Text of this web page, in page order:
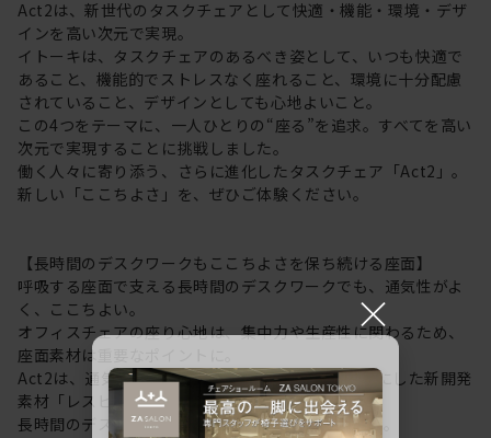
Act2は、新世代のタスクチェアとして快適・機能・環境・デザ
インを高い次元で実現。
イトーキは、タスクチェアのあるべき姿として、いつも快適で
あること、機能的でストレスなく座れること、環境に十分配慮
されていること、デザインとしても心地よいこと。
この4つをテーマに、一人ひとりの“座る”を追求。すべてを高い
次元で実現することに挑戦しました。
働く人々に寄り添う、さらに進化したタスクチェア「Act2」。
新しい「ここちよさ」を、ぜひご体験ください。
【長時間のデスクワークもここちよさを保ち続ける座面】
呼吸する座面で支える長時間のデスクワークでも、通気性がよ
く、ここちよい。
オフィスチェアの座り心地は、集中力や生産性に関わるため、
座面素材は重要なポイントに。
Act2は、通気性にすぐれた “呼吸する座面”を可能にした新開発
素材「レスピテック」を採用。
長時間のデスクワークもここちよさを保ち続けます。
×